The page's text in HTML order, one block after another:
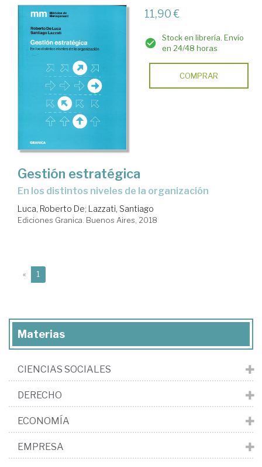
11,90 €
Stock en librería. Envío
en 24/48 horas
COMPRAR
Gestión estratégica
en los distintos niveles de la organización
Luca, Roberto De; Lazzati, Santiago
Ediciones Granica. Buenos Aires, 2018
« 1
Materias
CIENCIAS SOCIALES
DERECHO
ECONOMÍA
EMPRESA